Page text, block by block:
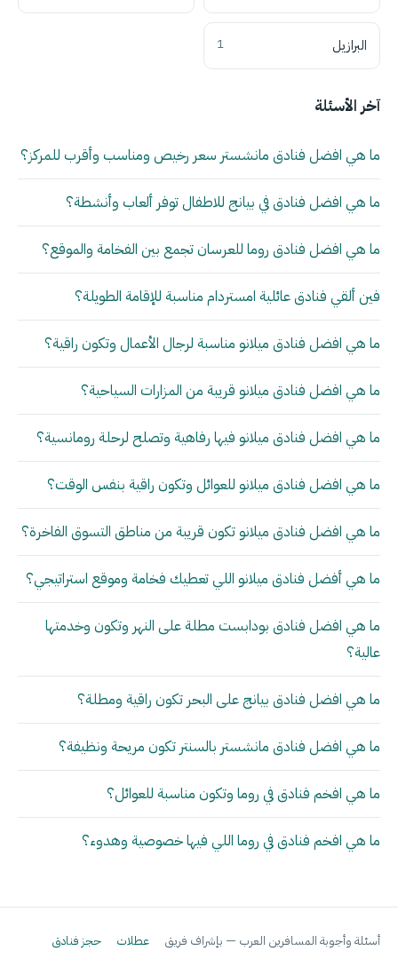
البرازيل 1
آخر الأسئلة
ما هي افضل فنادق مانشستر سعر رخيص ومناسب وأقرب للمركز؟
ما هي افضل فنادق في بيانج للاطفال توفر ألعاب وأنشطة؟
ما هي افضل فنادق روما للعرسان تجمع بين الفخامة والموقع؟
فين ألقي فنادق عائلية امستردام مناسبة للإقامة الطويلة؟
ما هي افضل فنادق ميلانو مناسبة لرجال الأعمال وتكون راقية؟
ما هي افضل فنادق ميلانو قريبة من المزارات السياحية؟
ما هي افضل فنادق ميلانو فيها رفاهية وتصلح لرحلة رومانسية؟
ما هي افضل فنادق ميلانو للعوائل وتكون راقية بنفس الوقت؟
ما هي افضل فنادق ميلانو تكون قريبة من مناطق التسوق الفاخرة؟
ما هي أفضل فنادق ميلانو اللي تعطيك فخامة وموقع استراتيجي؟
ما هي افضل فنادق بودابست مطلة على النهر وتكون وخدمتها
عالية؟
ما هي افضل فنادق بيانج على البحر تكون راقية ومطلة؟
ما هي افضل فنادق مانشستر بالسنتر تكون مريحة ونظيفة؟
ما هي افخم فنادق في روما وتكون مناسبة للعوائل؟
ما هي افخم فنادق في روما اللي فيها خصوصية وهدوء؟
أسئلة وأجوبة المسافرين العرب — بإشراف فريق عطلات حجز فنادق